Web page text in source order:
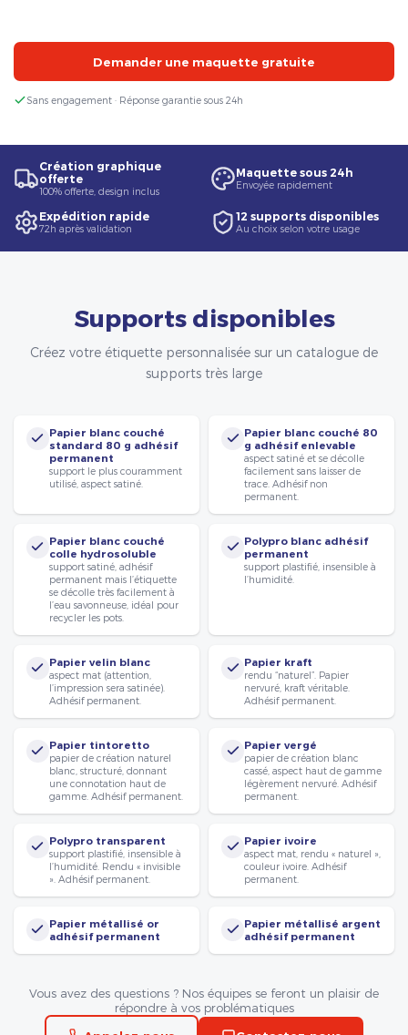
Demander une maquette gratuite
Sans engagement · Réponse garantie sous 24h
Création graphique
offerte
100% offerte, design inclus
Maquette sous 24h
Envoyée rapidement
Expédition rapide
72h après validation
12 supports disponibles
Au choix selon votre usage
Supports disponibles
Créez votre étiquette personnalisée sur un catalogue de
supports très large
Papier blanc couché
standard 80 g adhésif
permanent
support le plus couramment
utilisé, aspect satiné.
Papier blanc couché 80
g adhésif enlevable
aspect satiné et se décolle
facilement sans laisser de
trace. Adhésif non
permanent.
Papier blanc couché
colle hydrosoluble
support satiné, adhésif
permanent mais l’étiquette
se décolle très facilement à
l’eau savonneuse, idéal pour
recycler les pots.
Polypro blanc adhésif
permanent
support plastifié, insensible à
l’humidité.
Papier velin blanc
aspect mat (attention,
l’impression sera satinée).
Adhésif permanent.
Papier kraft
rendu “naturel”. Papier
nervuré, kraft véritable.
Adhésif permanent.
Papier tintoretto
papier de création naturel
blanc, structuré, donnant
une connotation haut de
gamme. Adhésif permanent.
Papier vergé
papier de création blanc
cassé, aspect haut de gamme
légèrement nervuré. Adhésif
permanent.
Polypro transparent
support plastifié, insensible à
l’humidité. Rendu « invisible
». Adhésif permanent.
Papier ivoire
aspect mat, rendu « naturel »,
couleur ivoire. Adhésif
permanent.
Papier métallisé or
adhésif permanent
Papier métallisé argent
adhésif permanent
Vous avez des questions ? Nos équipes se feront un plaisir de
répondre à vos problématiques